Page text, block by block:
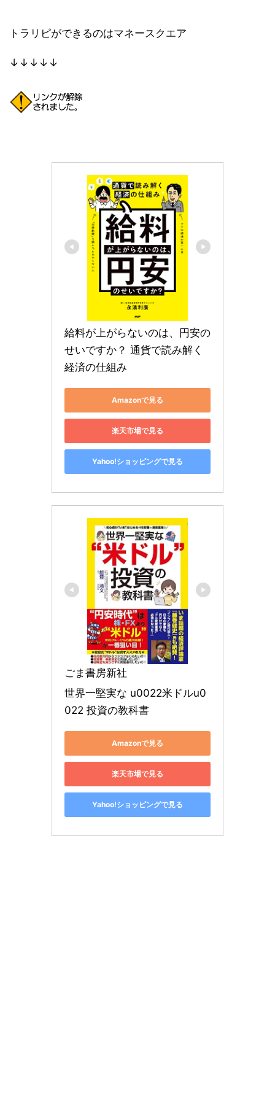
トラリピができるのはマネースクエア
↓↓↓↓↓
給料が上がらないのは、円安の
せいですか？ 通貨で読み解く
経済の仕組み
Amazonで見る
楽天市場で見る
Yahoo!ショッピングで見る
ごま書房新社
世界一堅実な u0022米ドルu0
022 投資の教科書
Amazonで見る
楽天市場で見る
Yahoo!ショッピングで見る